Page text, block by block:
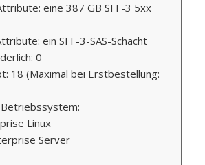
eine 387 GB SFF-3 5xx
ein SFF-3-SAS-Schacht
0
18 (Maximal bei Erstbestellung:
Linux
Server